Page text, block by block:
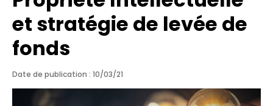
et stratégie de levée de
fonds
Date de publication : 10/03/21